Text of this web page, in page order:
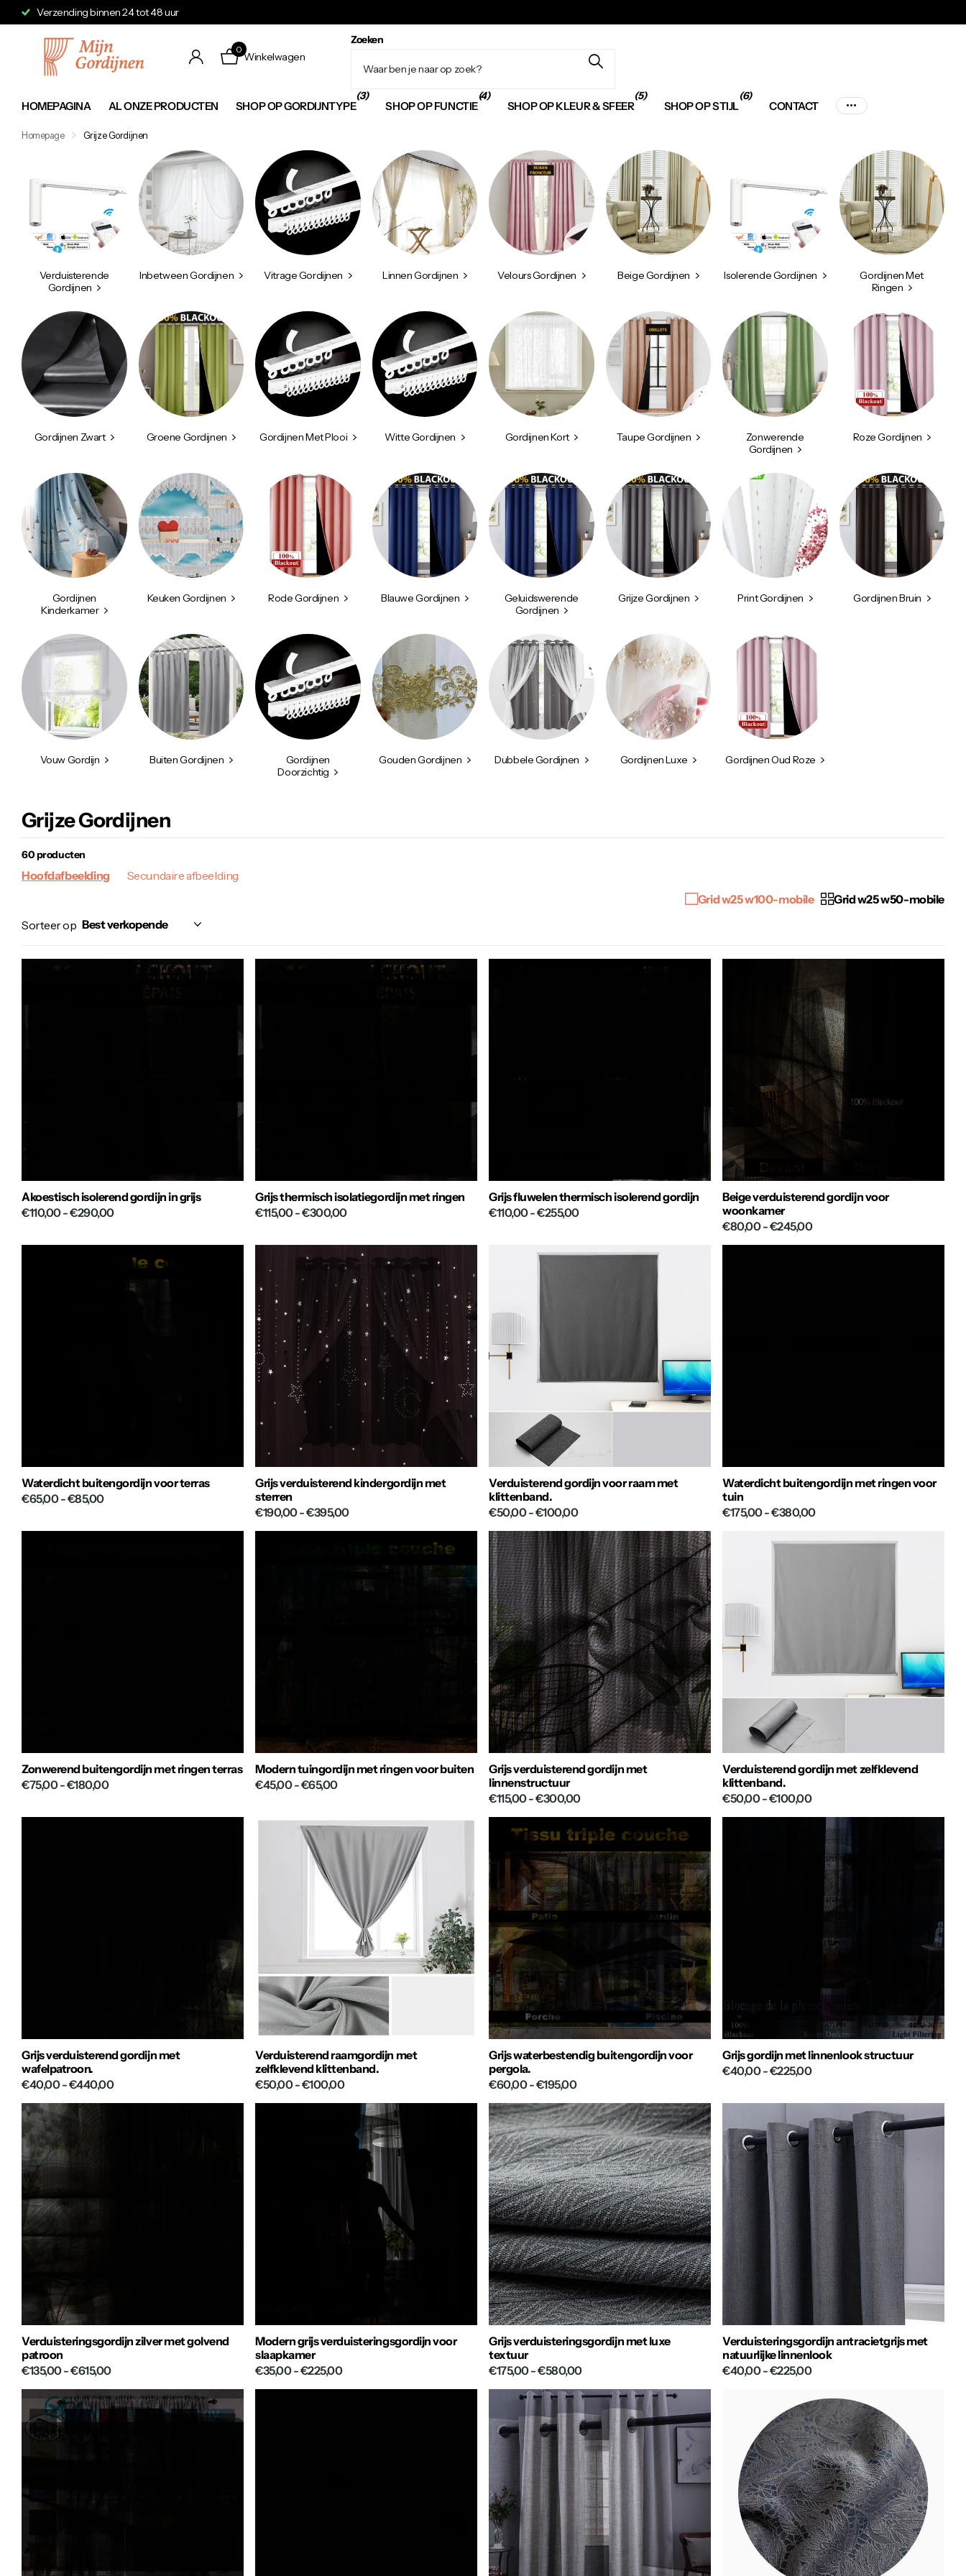
Verzending binnen 24 tot 48 uur
Zoeken
0
Winkelwagen
HOMEPAGINA AL ONZE PRODUCTEN SHOP OP GORDIJNTYPE
(3)
SHOP OP FUNCTIE
(4)
SHOP OP KLEUR & SFEER
(5)
SHOP OP STIJL
(6)
CONTACT
Homepage Grijze Gordijnen
Verduisterende
Gordijnen
Inbetween Gordijnen Vitrage Gordijnen Linnen Gordijnen Velours Gordijnen Beige Gordijnen Isolerende Gordijnen
Gordijnen Met
Ringen
Gordijnen Zwart Groene Gordijnen Gordijnen Met Plooi Witte Gordijnen Gordijnen Kort Taupe Gordijnen
Zonwerende
Gordijnen
Roze Gordijnen
Gordijnen
Kinderkamer
Keuken Gordijnen Rode Gordijnen Blauwe Gordijnen
Geluidswerende
Gordijnen
Grijze Gordijnen Print Gordijnen Gordijnen Bruin
Vouw Gordijn Buiten Gordijnen
Gordijnen
Doorzichtig
Gouden Gordijnen Dubbele Gordijnen Gordijnen Luxe Gordijnen Oud Roze
Grijze Gordijnen
60 producten
Hoofdafbeelding
Secundaire afbeelding
Grid w25 w100-mobile
Grid w25 w50-mobile
Sorteer op
Akoestisch isolerend gordijn in grijs
€110,00- €290,00
Grijs thermisch isolatiegordijn met ringen
€115,00- €300,00
Grijs fluwelen thermisch isolerend gordijn
€110,00- €255,00
Beige verduisterend gordijn voor
woonkamer
€80,00- €245,00
Waterdicht buitengordijn voor terras
€65,00- €85,00
Grijs verduisterend kindergordijn met
sterren
€190,00- €395,00
Verduisterend gordijn voor raam met
klittenband.
€50,00- €100,00
Waterdicht buitengordijn met ringen voor
tuin
€175,00- €380,00
Zonwerend buitengordijn met ringen terras
€75,00- €180,00
Modern tuingordijn met ringen voor buiten
€45,00- €65,00
Grijs verduisterend gordijn met
linnenstructuur
€115,00- €300,00
Verduisterend gordijn met zelfklevend
klittenband.
€50,00- €100,00
Grijs verduisterend gordijn met
wafelpatroon.
€40,00- €440,00
Verduisterend raamgordijn met
zelfklevend klittenband.
€50,00- €100,00
Grijs waterbestendig buitengordijn voor
pergola.
€60,00- €195,00
Grijs gordijn met linnenlook structuur
€40,00- €225,00
Verduisteringsgordijn zilver met golvend
patroon
€135,00- €615,00
Modern grijs verduisteringsgordijn voor
slaapkamer
€35,00- €225,00
Grijs verduisteringsgordijn met luxe
textuur
€175,00- €580,00
Verduisteringsgordijn antracietgrijs met
natuurlijke linnenlook
€40,00- €225,00